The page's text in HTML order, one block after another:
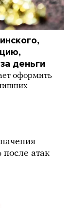
деньги
оформить
атак